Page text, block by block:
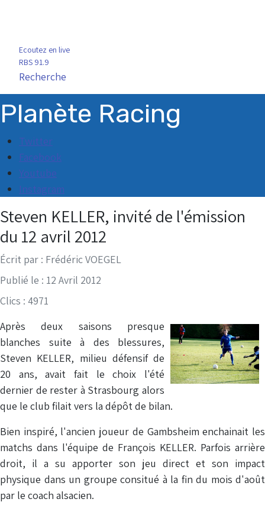
Ecoutez en live
RBS 91.9
Recherche
Planète Racing
Twitter
Facebook
Youtube
Instagram
Steven KELLER, invité de l'émission
du 12 avril 2012
Détails
Écrit par : Frédéric VOEGEL
Publié le : 12 Avril 2012
Clics : 4971
Après deux saisons presque
blanches suite à des blessures,
Steven KELLER, milieu défensif de
20 ans, avait fait le choix l'été
dernier de rester à Strasbourg alors
que le club filait vers la dépôt de bilan.
Bien inspiré, l'ancien joueur de Gambsheim enchainait les
matchs dans l'équipe de François KELLER. Parfois arrière
droit, il a su apporter son jeu direct et son impact
physique dans un groupe consitué à la fin du mois d'août
par le coach alsacien.